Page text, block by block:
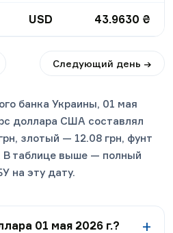
USD 43.9630 ₴
Следующий день →
банка Украины, 01 мая
доллара США составлял
злотый — 12.08 грн, фунт
В таблице выше — полный
на эту дату.
01 мая 2026 г.?